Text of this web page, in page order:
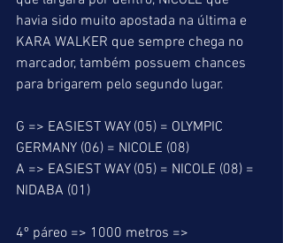
havia sido muito apostada na última e
KARA WALKER que sempre chega no
marcador, também possuem chances
para brigarem pelo segundo lugar.
G => EASIEST WAY (05) = OLYMPIC
GERMANY (06) = NICOLE (08)
A => EASIEST WAY (05) = NICOLE (08) =
NIDABA (01)
4º páreo => 1000 metros =>